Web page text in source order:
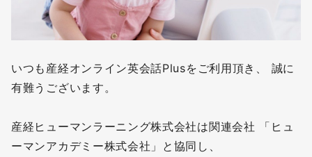
いつも産経オンライン英会話Plusをご利用頂き、 誠に
有難うございます。
産経ヒューマンラーニング株式会社は関連会社 「ヒュ
ーマンアカデミー株式会社」と協同し、